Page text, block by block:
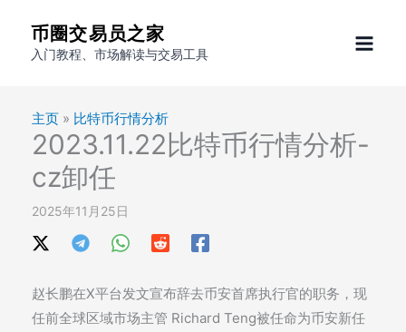
币圈交易员之家
入门教程、市场解读与交易工具
主页 » 比特币行情分析
2023.11.22比特币行情分析-
cz卸任
2025年11月25日
赵长鹏在X平台发文宣布辞去币安首席执行官的职务，现
任前全球区域市场主管 Richard Teng被任命为币安新任